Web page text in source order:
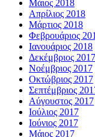
Μάιος 2018
Απρίλιος 2018
Μάρτιος 2018
Φεβρουάριος
Ιανουάριος 2018
Δεκέμβριος 2017
Νοέμβριος 2017
Οκτώβριος 2017
Σεπτέμβριος
Αύγουστος 2017
Ιούλιος 2017
Ιούνιος 2017
Μάιος 2017